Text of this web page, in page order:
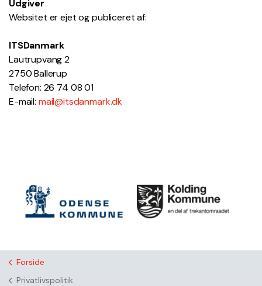
Udgiver
Websitet er ejet og publiceret af:
ITSDanmark
Lautrupvang 2
2750 Ballerup
Telefon: 26 74 08 01
E-mail: mail@itsdanmark.dk
Forside
Privatlivspolitik